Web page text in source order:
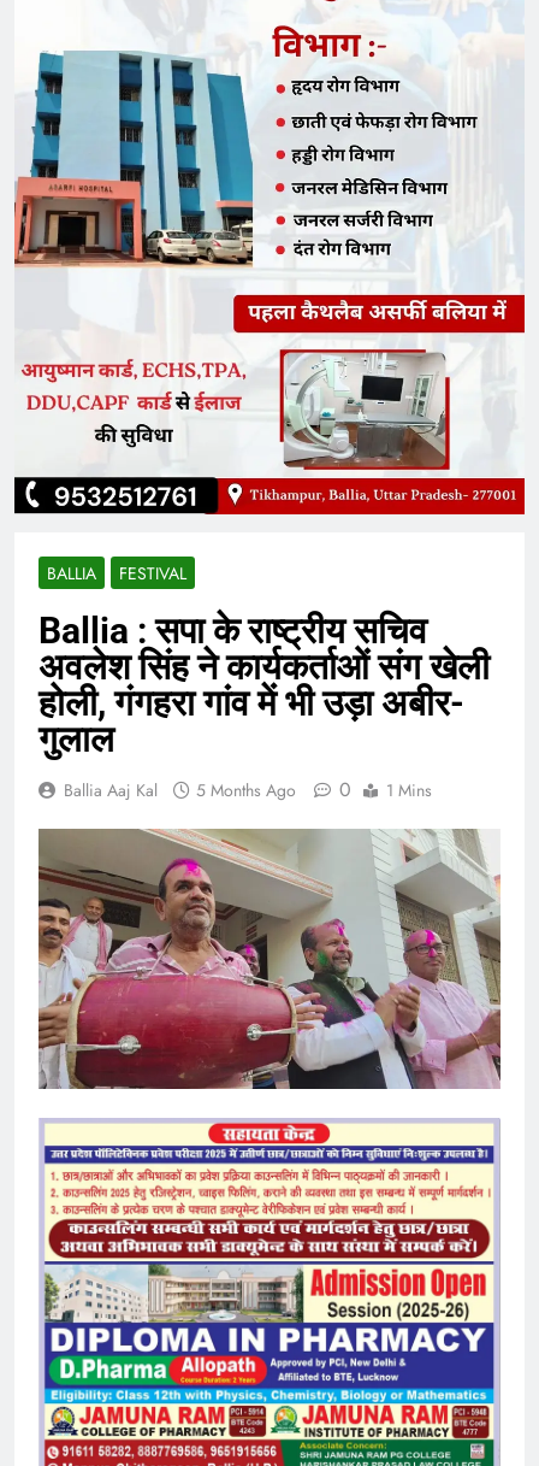
BALLIA FESTIVAL
Ballia : सपा के राष्ट्रीय सचिव
अवलेश सिंह ने कार्यकर्ताओं संग खेली
होली, गंगहरा गांव में भी उड़ा अबीर-
गुलाल
Ballia Aaj Kal 5 Months Ago 0 1 Mins